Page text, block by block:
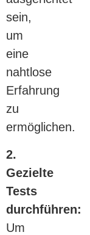
sein,
um
eine
nahtlose
Erfahrung
zu
ermöglichen.
2.
Gezielte
Tests
durchführen:
Um